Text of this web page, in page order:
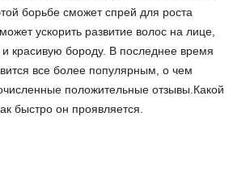
борьбе сможет спрей для роста
ускорить развитие волос на лице,
и красивую бороду. В последнее время
все более популярным, о чем
положительные отзывы.Какой
быстро он проявляется.